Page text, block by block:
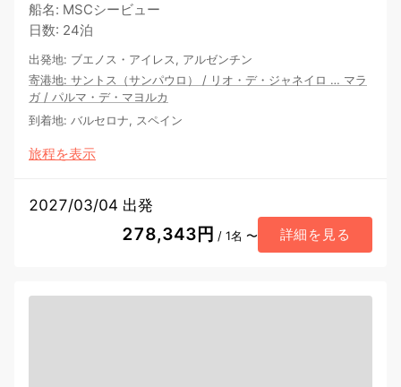
船名: MSCシービュー
日数: 24泊
出発地: ブエノス・アイレス, アルゼンチン
寄港地: サントス（サンパウロ） / リオ・デ・ジャネイロ … マラ
ガ / パルマ・デ・マヨルカ
到着地: バルセロナ, スペイン
旅程を表示
2027/03/04 出発
278,343円 / 1名 〜 詳細を見る